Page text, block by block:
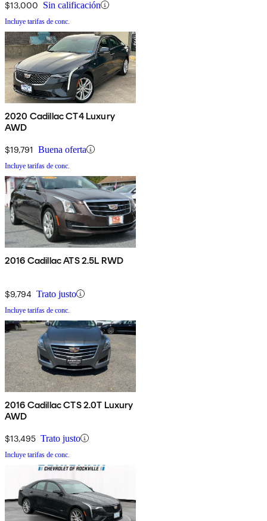
$13,000 Sin calificación
Incluye tarifas de conc.
2020 Cadillac CT4 Luxury
AWD
$19,791 Buena oferta
Incluye tarifas de conc.
2016 Cadillac ATS 2.5L RWD
$9,794 Trato justo
Incluye tarifas de conc.
2016 Cadillac CTS 2.0T Luxury
AWD
$13,495 Trato justo
Incluye tarifas de conc.